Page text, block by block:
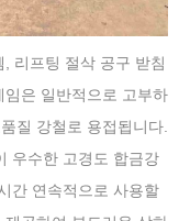
리프팅 절삭 공구 받침
은 일반적으로 고부하
질 강철로 용접됩니다.
우수한 고경도 합금강
간 연속적으로 사용할